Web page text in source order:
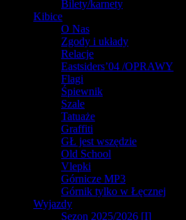
Bilety/karnety
Kibice
O Nas
Zgody i układy
Relacje
Eastsiders’04 /OPRAWY
Flagi
Śpiewnik
Szale
Tatuaże
Graffiti
GŁ jest wszędzie
Old School
Vlepki
Górnicze MP3
Górnik tylko w Łęcznej
Wyjazdy
Sezon 2025/2026 [I]